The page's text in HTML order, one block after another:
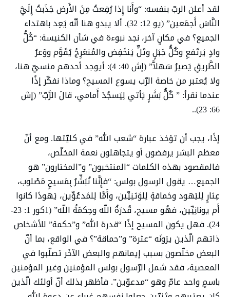
لقد أعلن الربّ بنفسه: “وأَنا إِذا رُفِعتُ مِنَ الأَرض جَذَبتُ إِلَيَّ
النَّاسَ أَجمَعين” (يو 12: 32). ألا يبدو هنا أنّه يَعِد باهتداء
الجميع؟ في مكانٍ آخر، نجد نبوءة في شأن الكنيسة: “كُلُّ
وادٍ يَرتَفعِ وكُلُّ جَبَلٍ وتَلٍّ يَنخَفِض والمُنعَرِجُ يُقَوَّم ووَعرُ
الطَّريقِ يَصيرُ سَهلاَّ” (إش 40: 4): أيوجد أحدهم منسيّ هنا،
ولا يُعتبر من خاصة الرّب يسوع المسيح؟ وماذا نفكّر إذًا
عندما نقرأ: ” كُلُّ بَشَرٍ يَأتي لِيَسجُدَ أَمامي، قالَ الرَّبّ” (إش
66: 23)..
إذًا، يجب أن تؤخذ عبارة “شعب الله” في كليّتها. ومع أنّ
معظم البشر يرفضون أو يتجاهلون نعمة المخلّص،
فالمقصود بهذه الكلمات “المنتخبون” و”المختارون” هو
الجميع… يقول الرسول بولس: “فإِنَّنا نُبَشِّرُ بِمَسيحٍ مَصْلوب،
عِثارٍ لِليَهود وحَماقةٍ لِلوَثنِيِّين، وأَمَّا لِلمَدعُوِّين، يَهودًا كانوا
أَم يونانِيِّين، فهُو مسيح، قُدرَةُ اللّه وحِكمَةُ اللّه” (1كور 1: 23-
24). فهل يكون المسيح إذًا “قدرة الله” و”حكمة” للأشخاص
ذاتهم الّذين يرَونَه “عثرة” و”حماقة”؟ في الواقع، بما أنّ
البعض مخلّصون بسبب إيمانهم والبعض الآخَر تصلّبوا في
المعصية، فقد شمل الرّسول بولس المؤمنين وغير المؤمنين
باسمٍ واحد عامّ وهو “مدعوّين”. فأظهر بذلك أنّ أولئك الّذين